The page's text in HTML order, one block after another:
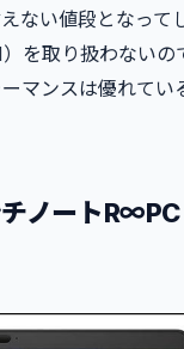
ない値段となって
を取り扱わないの
マンスは優れてい
ノート